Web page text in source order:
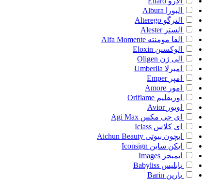
البورا
Albura
الترگو Alterego
الستر Alester
الفا مومنته Alfa Momente
الوکسین Eloxin
الی ژن Oligen
امبرلا Umberlla
امپر Emper
امور Amore
اوریفلیم Oriflame
اویور Avior
ای جی مکس Agi Max
ای کلاس Iclass
ایچون بیوتی Aichun Beauty
ایکن ساین Iconsign
ایمیجز Images
بابلیس Babyliss
بارین Barin